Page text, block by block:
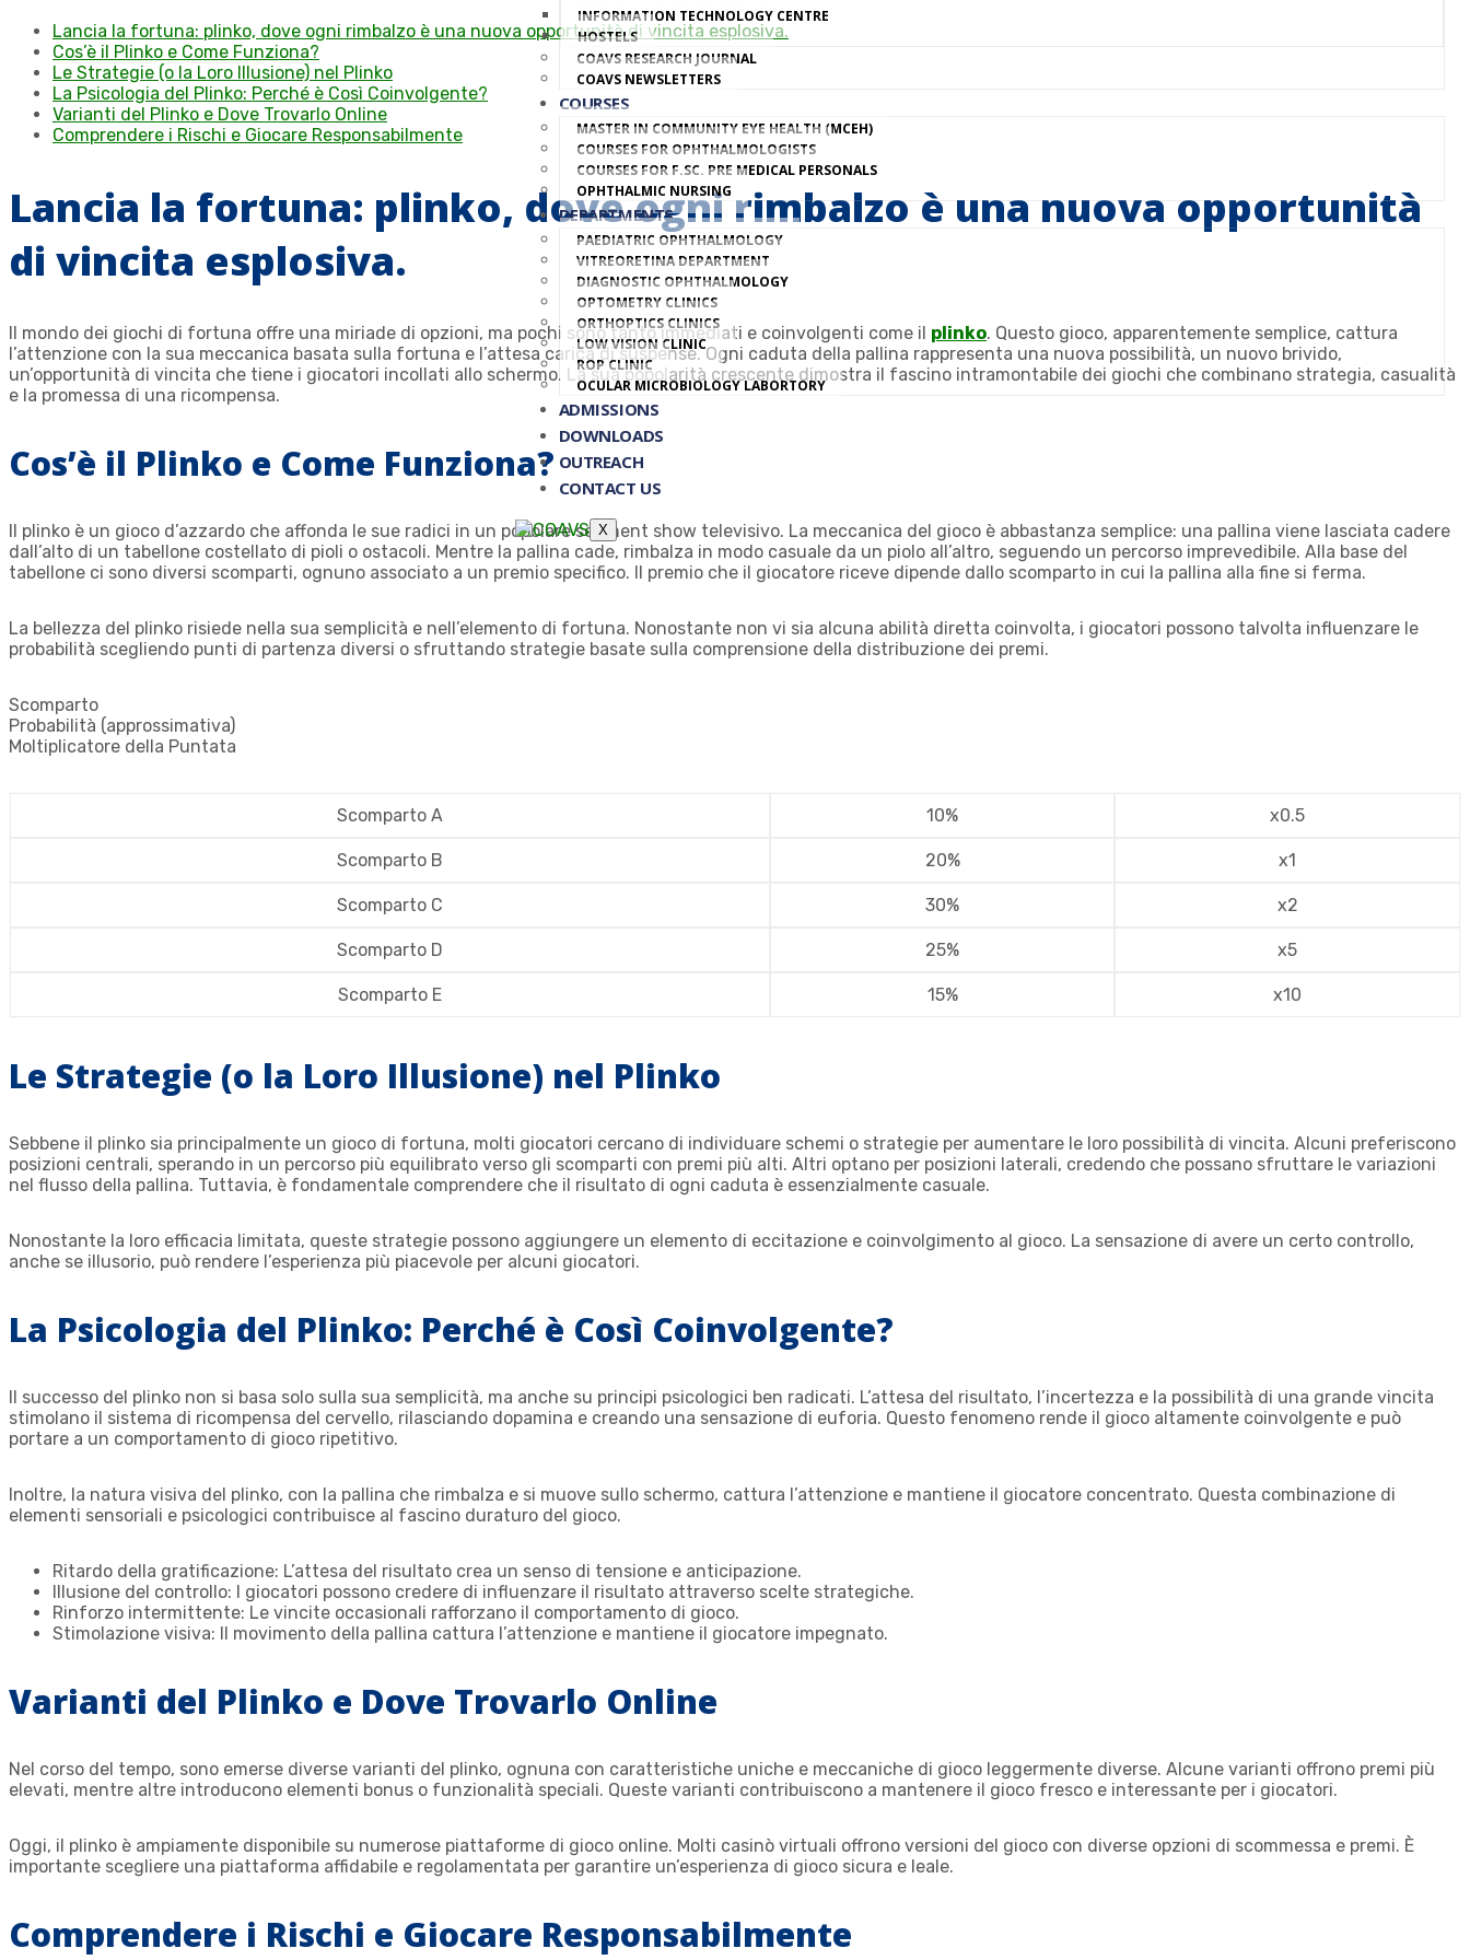
INFORMATION TECHNOLOGY CENTRE
HOSTELS
COAVS RESEARCH JOURNAL
COAVS NEWSLETTERS
COURSES
MASTER IN COMMUNITY EYE HEALTH (MCEH)
COURSES FOR OPHTHALMOLOGISTS
COURSES FOR F.SC. PRE MEDICAL PERSONALS
OPHTHALMIC NURSING
DEPARTMENTS
PAEDIATRIC OPHTHALMOLOGY
VITREORETINA DEPARTMENT
DIAGNOSTIC OPHTHALMOLOGY
OPTOMETRY CLINICS
ORTHOPTICS CLINICS
LOW VISION CLINIC
ROP CLINIC
OCULAR MICROBIOLOGY LABORTORY
ADMISSIONS
DOWNLOADS
OUTREACH
CONTACT US
X
Lancia la fortuna: plinko, dove ogni rimbalzo è una nuova opportunità di vincita esplosiva.
Cos’è il Plinko e Come Funziona?
Le Strategie (o la Loro Illusione) nel Plinko
La Psicologia del Plinko: Perché è Così Coinvolgente?
Varianti del Plinko e Dove Trovarlo Online
Comprendere i Rischi e Giocare Responsabilmente
Lancia la fortuna: plinko, dove ogni rimbalzo è una nuova opportunità
di vincita esplosiva.
Il mondo dei giochi di fortuna offre una miriade di opzioni, ma pochi sono tanto immediati e coinvolgenti come il plinko. Questo gioco, apparentemente semplice, cattura
l’attenzione con la sua meccanica basata sulla fortuna e l’attesa carica di suspense. Ogni caduta della pallina rappresenta una nuova possibilità, un nuovo brivido,
un’opportunità di vincita che tiene i giocatori incollati allo schermo. La sua popolarità crescente dimostra il fascino intramontabile dei giochi che combinano strategia, casualità
e la promessa di una ricompensa.
Cos’è il Plinko e Come Funziona?
Il plinko è un gioco d’azzardo che affonda le sue radici in un popolare segment show televisivo. La meccanica del gioco è abbastanza semplice: una pallina viene lasciata cadere
dall’alto di un tabellone costellato di pioli o ostacoli. Mentre la pallina cade, rimbalza in modo casuale da un piolo all’altro, seguendo un percorso imprevedibile. Alla base del
tabellone ci sono diversi scomparti, ognuno associato a un premio specifico. Il premio che il giocatore riceve dipende dallo scomparto in cui la pallina alla fine si ferma.
La bellezza del plinko risiede nella sua semplicità e nell’elemento di fortuna. Nonostante non vi sia alcuna abilità diretta coinvolta, i giocatori possono talvolta influenzare le
probabilità scegliendo punti di partenza diversi o sfruttando strategie basate sulla comprensione della distribuzione dei premi.
Scomparto
Probabilità (approssimativa)
Moltiplicatore della Puntata
Scomparto A 10% x0.5
Scomparto B 20% x1
Scomparto C 30% x2
Scomparto D 25% x5
Scomparto E 15% x10
Le Strategie (o la Loro Illusione) nel Plinko
Sebbene il plinko sia principalmente un gioco di fortuna, molti giocatori cercano di individuare schemi o strategie per aumentare le loro possibilità di vincita. Alcuni preferiscono
posizioni centrali, sperando in un percorso più equilibrato verso gli scomparti con premi più alti. Altri optano per posizioni laterali, credendo che possano sfruttare le variazioni
nel flusso della pallina. Tuttavia, è fondamentale comprendere che il risultato di ogni caduta è essenzialmente casuale.
Nonostante la loro efficacia limitata, queste strategie possono aggiungere un elemento di eccitazione e coinvolgimento al gioco. La sensazione di avere un certo controllo,
anche se illusorio, può rendere l’esperienza più piacevole per alcuni giocatori.
La Psicologia del Plinko: Perché è Così Coinvolgente?
Il successo del plinko non si basa solo sulla sua semplicità, ma anche su principi psicologici ben radicati. L’attesa del risultato, l’incertezza e la possibilità di una grande vincita
stimolano il sistema di ricompensa del cervello, rilasciando dopamina e creando una sensazione di euforia. Questo fenomeno rende il gioco altamente coinvolgente e può
portare a un comportamento di gioco ripetitivo.
Inoltre, la natura visiva del plinko, con la pallina che rimbalza e si muove sullo schermo, cattura l’attenzione e mantiene il giocatore concentrato. Questa combinazione di
elementi sensoriali e psicologici contribuisce al fascino duraturo del gioco.
Ritardo della gratificazione: L’attesa del risultato crea un senso di tensione e anticipazione.
Illusione del controllo: I giocatori possono credere di influenzare il risultato attraverso scelte strategiche.
Rinforzo intermittente: Le vincite occasionali rafforzano il comportamento di gioco.
Stimolazione visiva: Il movimento della pallina cattura l’attenzione e mantiene il giocatore impegnato.
Varianti del Plinko e Dove Trovarlo Online
Nel corso del tempo, sono emerse diverse varianti del plinko, ognuna con caratteristiche uniche e meccaniche di gioco leggermente diverse. Alcune varianti offrono premi più
elevati, mentre altre introducono elementi bonus o funzionalità speciali. Queste varianti contribuiscono a mantenere il gioco fresco e interessante per i giocatori.
Oggi, il plinko è ampiamente disponibile su numerose piattaforme di gioco online. Molti casinò virtuali offrono versioni del gioco con diverse opzioni di scommessa e premi. È
importante scegliere una piattaforma affidabile e regolamentata per garantire un’esperienza di gioco sicura e leale.
Comprendere i Rischi e Giocare Responsabilmente